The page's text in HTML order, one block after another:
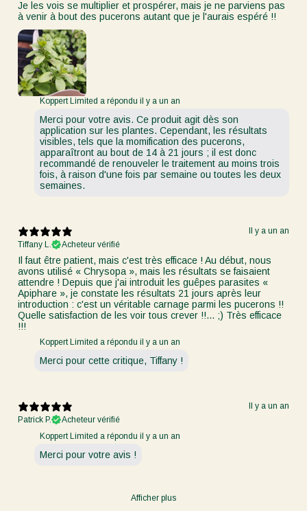
Je les vois se multiplier et prospérer, mais je ne parviens pas
à venir à bout des pucerons autant que je l'aurais espéré !!
Koppert Limited a répondu il y a un an
Merci pour votre avis. Ce produit agit dès son
application sur les plantes. Cependant, les résultats
visibles, tels que la momification des pucerons,
apparaîtront au bout de 14 à 21 jours ; il est donc
recommandé de renouveler le traitement au moins trois
fois, à raison d'une fois par semaine ou toutes les deux
semaines.
Il y a un an
Tiffany L.
Acheteur vérifié
Il faut être patient, mais c'est très efficace ! Au début, nous
avons utilisé « Chrysopa », mais les résultats se faisaient
attendre ! Depuis que j'ai introduit les guêpes parasites «
Apiphare », je constate les résultats 21 jours après leur
introduction : c'est un véritable carnage parmi les pucerons !!
Quelle satisfaction de les voir tous crever !!... ;) Très efficace
!!!
Koppert Limited a répondu il y a un an
Merci pour cette critique, Tiffany !
Il y a un an
Patrick P.
Acheteur vérifié
Koppert Limited a répondu il y a un an
Merci pour votre avis !
Afficher plus